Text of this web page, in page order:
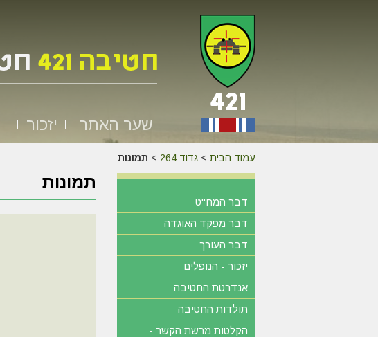
שער האתר יזכור
עמוד הבית >גדוד 264 > תמונות
תמונות
דבר המח"ט
דבר מפקד האוגדה
דבר העורך
יזכור - הנופלים
אנדרטת החטיבה
תולדות החטיבה
הקלטות מרשת הקשר -